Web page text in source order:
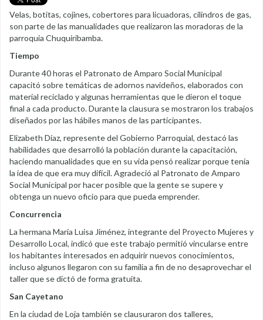
Velas, botitas, cojines, cobertores para licuadoras, cilindros de gas,
son parte de las manualidades que realizaron las moradoras de la
parroquia Chuquiribamba.
Tiempo
Durante 40 horas el Patronato de Amparo Social Municipal
capacitó sobre temáticas de adornos navideños, elaborados con
material reciclado y algunas herramientas que le dieron el toque
final a cada producto. Durante la clausura se mostraron los trabajos
diseñados por las hábiles manos de las participantes.
Elizabeth Díaz, represente del Gobierno Parroquial, destacó las
habilidades que desarrolló la población durante la capacitación,
haciendo manualidades que en su vida pensó realizar porque tenía
la idea de que era muy difícil. Agradeció al Patronato de Amparo
Social Municipal por hacer posible que la gente se supere y
obtenga un nuevo oficio para que pueda emprender.
Concurrencia
La hermana María Luisa Jiménez, integrante del Proyecto Mujeres y
Desarrollo Local, indicó que este trabajo permitió vincularse entre
los habitantes interesados en adquirir nuevos conocimientos,
incluso algunos llegaron con su familia a fin de no desaprovechar el
taller que se dictó de forma gratuita.
San Cayetano
En la ciudad de Loja también se clausuraron dos talleres,